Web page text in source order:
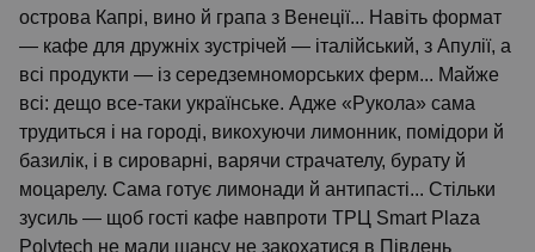
острова Капрі, вино й грапа з Венеції... Навіть формат
— кафе для дружніх зустрічей — італійський, з Апулії, а
всі продукти — із середземноморських ферм... Майже
всі: дещо все-таки українське. Адже «Рукола» сама
трудиться і на городі, викохуючи лимонник, помідори й
базилік, і в сироварні, варячи страчателу, бурату й
моцарелу. Сама готує лимонади й антипасті... Стільки
зусиль — щоб гості кафе навпроти ТРЦ Smart Plaza
Polytech не мали шансу не закохатися в Південь